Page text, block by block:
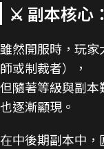
⚔️ 副本核心
雖然開服時，玩
師或制裁者），
但隨著等級與副
也逐漸顯現。
在中後期副本中，